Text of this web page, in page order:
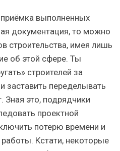
выполненных
документация, то можно
строительства, имея лишь
об этой сфере. Ты
строителей за
переделывать
Зная это, подрядчики
проектной
потерю времени и
Кстати, некоторые